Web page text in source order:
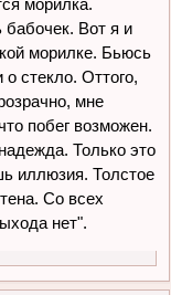
морилка.
бабочек. Вот я и
морилке. Бьюсь
стекло. Оттого,
мне
побег возможен.
Только это
иллюзия. Толстое
Со всех
нет".